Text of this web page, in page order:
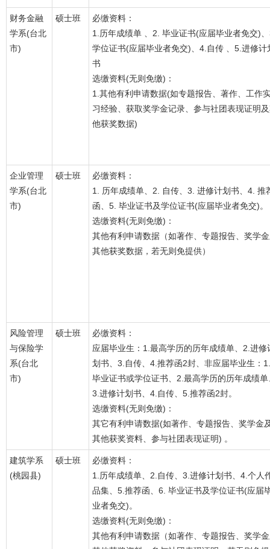
财务金融
学系(台北
市)
硕士班
必缴资料：
1.历年成绩单 、2. 毕业证书(应届毕业者免交)
学位证书(应届毕业者免交)、4.自传 、5.进修计
书
选缴资料(无则免缴)：
1.其他有利申请数据(如专题报告、著作、工作
习经验、获取奖学金记录、参与社团表现证明
他获奖数据)
企业管理
学系(台北
市)
硕士班
必缴资料：
1. 历年成绩单、2. 自传、3. 进修计划书、4. 推
函、5. 毕业证书及学位证书(应届毕业者免交)。
选缴资料(无则免缴)：
其他有利申请数据（如著作、专题报告、奖学
其他获奖数据，若无则免提供）
风险管理
与保险学
系(台北
市)
硕士班
必缴资料：
应届毕业生：1.最高学历的历年成绩单、2.进修
划书、3.自传、4.推荐函2封、非应届毕业生：1.
毕业证书或学位证书、2.最高学历的历年成绩单
3.进修计划书、4.自传、5.推荐函2封。
选缴资料(无则免缴)：
其它有利申请数据(如著作、专题报告、奖学金
其他获奖资料、参与社团表现证明) 。
建筑学系
(桃园县)
硕士班
必缴资料：
1.历年成绩单、2.自传、3.进修计划书、4.个人
品集、5.推荐函、6. 毕业证书及学位证书(应届
业者免交)。
选缴资料(无则免缴)：
其他有利申请数据（如著作、专题报告、奖学